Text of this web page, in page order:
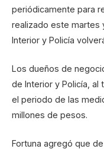
periódicamente para
realizado este martes
Interior y Policía
Los dueños de
de Interior y Policía,
el periodo de las
millones de pesos.
Fortuna agregó que